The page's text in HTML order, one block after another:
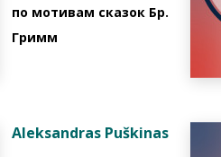
по мотивам сказок Бр.
Гримм
Aleksandras Puškinas